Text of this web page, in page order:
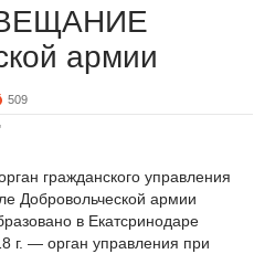
армии
509
гражданского управления
Добровольческой армии
в Екатсринодаре
г. — орган управления при